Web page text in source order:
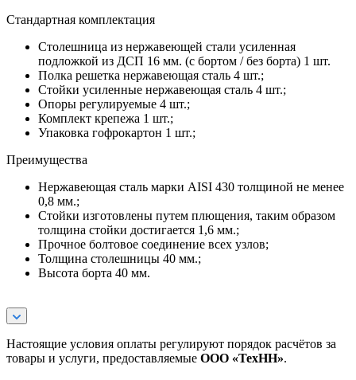
Стандартная комплектация
Столешница из нержавеющей стали усиленная
подложкой из ДСП 16 мм. (с бортом / без борта) 1 шт.
Полка решетка нержавеющая сталь 4 шт.;
Стойки усиленные нержавеющая сталь 4 шт.;
Опоры регулируемые 4 шт.;
Комплект крепежа 1 шт.;
Упаковка гофрокартон 1 шт.;
Преимущества
Нержавеющая сталь марки AISI 430 толщиной не менее
0,8 мм.;
Стойки изготовлены путем плющения, таким образом
толщина стойки достигается 1,6 мм.;
Прочное болтовое соединение всех узлов;
Толщина столешницы 40 мм.;
Высота борта 40 мм.
Настоящие условия оплаты регулируют порядок расчётов за
товары и услуги, предоставляемые ООО «ТехНН».